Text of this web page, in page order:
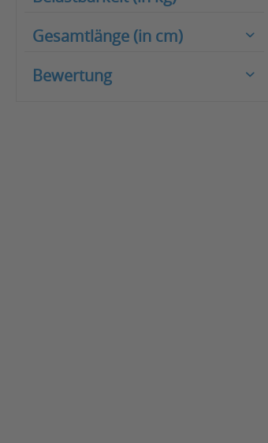
5 kg bis12 kg
100 kg 200 kg
Gesamtlänge (in cm)
61
Bewertung